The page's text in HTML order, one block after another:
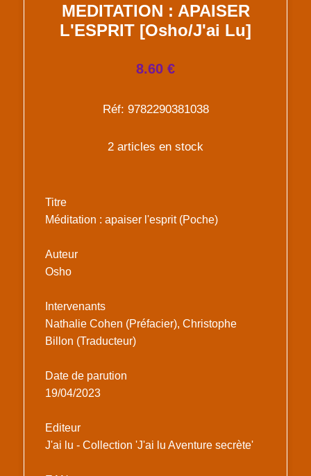
MEDITATION : APAISER
L'ESPRIT [Osho/J'ai Lu]
8.60 €
Réf: 9782290381038
2 articles en stock
Titre
Méditation : apaiser l'esprit (Poche)
Auteur
Osho
Intervenants
Nathalie Cohen (Préfacier), Christophe
Billon (Traducteur)
Date de parution
19/04/2023
Editeur
J'ai lu - Collection 'J'ai lu Aventure secrète'